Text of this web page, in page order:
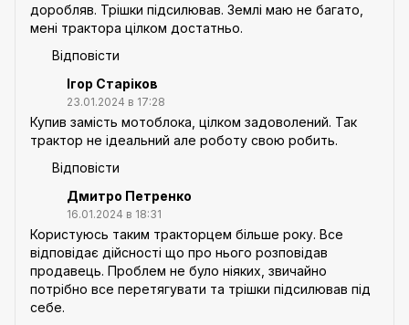
доробляв. Трішки підсилював. Землі маю не багато,
мені трактора цілком достатньо.
Відповісти
Ігор Старіков
23.01.2024 в 17:28
Купив замість мотоблока, цілком задоволений. Так
трактор не ідеальний але роботу свою робить.
Відповісти
Дмитро Петренко
16.01.2024 в 18:31
Користуюсь таким тракторцем більше року. Все
відповідає дійсності що про нього розповідав
продавець. Проблем не було ніяких, звичайно
потрібно все перетягувати та трішки підсилював під
себе.